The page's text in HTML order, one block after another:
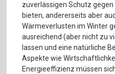
zuverlässigen Schutz
bieten, andererseits aber
Wärmeverlusten im Winter
ausreichend (aber nicht zu
lassen und eine natürliche
Aspekte wie
Energieeffizienz müssen